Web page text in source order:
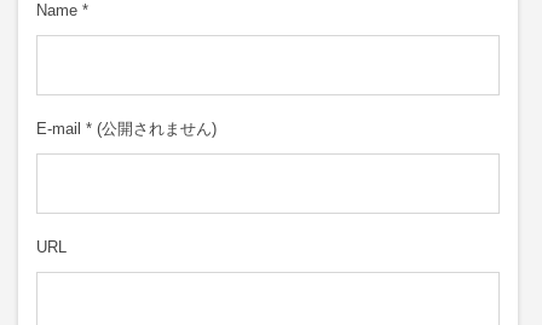
Name *
E-mail * (公開されません)
URL